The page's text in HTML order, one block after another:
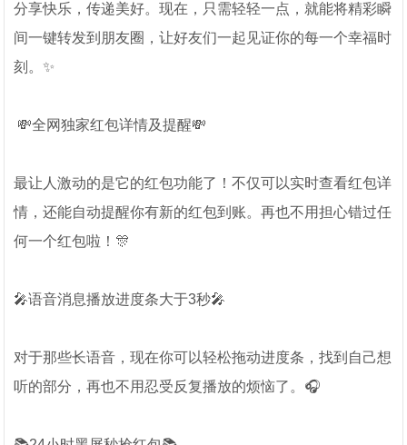
分享快乐，传递美好。现在，只需轻轻一点，就能将精彩瞬
间一键转发到朋友圈，让好友们一起见证你的每一个幸福时
刻。✨
💸全网独家红包详情及提醒💸
最让人激动的是它的红包功能了！不仅可以实时查看红包详
情，还能自动提醒你有新的红包到账。再也不用担心错过任
何一个红包啦！🎊
🎤语音消息播放进度条大于3秒🎤
对于那些长语音，现在你可以轻松拖动进度条，找到自己想
听的部分，再也不用忍受反复播放的烦恼了。🎧